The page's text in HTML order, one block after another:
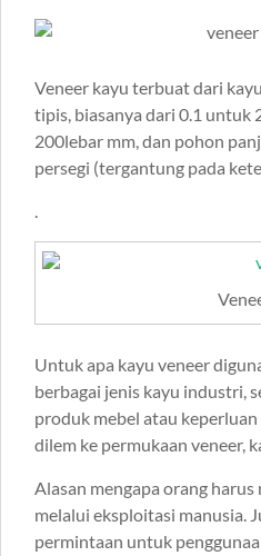
Veneer kayu terbuat dari
tipis, biasanya dari 0.1 untuk
200lebar mm, dan pohon
persegi (tergantung pada
.
Untuk apa kayu veneer
berbagai jenis kayu industri,
produk mebel atau
dilem ke permukaan veneer,
Alasan mengapa orang
melalui eksploitasi manusia.
permintaan untuk